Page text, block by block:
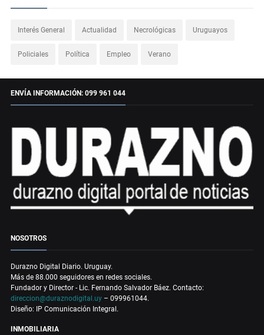
Interés General Actualidad Necrológicas Uruguayos
Policiales Política Empleo Verano
ENVÍA INFORMACIÓN: 099 961 044
NOSOTROS
Durazno Digital Diario. Uruguay.
Más de 88.000 seguidores en redes sociales.
Fundador y Director - Lic. Fernando Salvador Báez. Contacto:
direccion@duraznodigital.uy – 099961044.
Diseño: IP Comunicación Integral.
INMOBILIARIA